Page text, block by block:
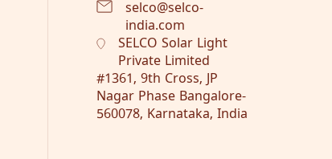
selco@selco-
india.com
SELCO Solar Light
Private Limited
#1361, 9th Cross, JP
Nagar Phase Bangalore-
560078, Karnataka, India